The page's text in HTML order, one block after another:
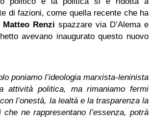
di fazioni, come quella recente che ha
Matteo Renzi spazzare via D’Alema e
avevano inaugurato questo nuovo
poniamo l’ideologia marxista-leninista
attività politica, ma rimaniamo fermi
l’onestà, la lealtà e la trasparenza la
ne rappresentano l’essenza, potrà